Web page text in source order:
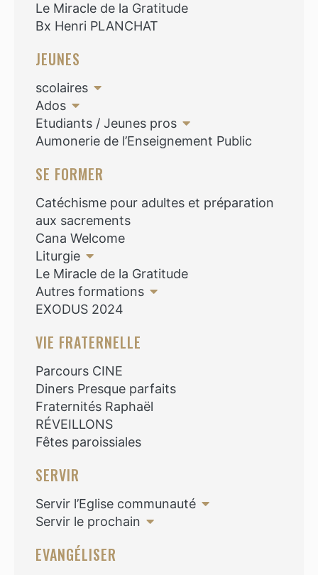
Le Miracle de la Gratitude
Bx Henri PLANCHAT
JEUNES
scolaires
Ados
Etudiants / Jeunes pros
Aumonerie de l’Enseignement Public
SE FORMER
Catéchisme pour adultes et préparation
aux sacrements
Cana Welcome
Liturgie
Le Miracle de la Gratitude
Autres formations
EXODUS 2024
VIE FRATERNELLE
Parcours CINE
Diners Presque parfaits
Fraternités Raphaël
RÉVEILLONS
Fêtes paroissiales
SERVIR
Servir l’Eglise communauté
Servir le prochain
EVANGÉLISER